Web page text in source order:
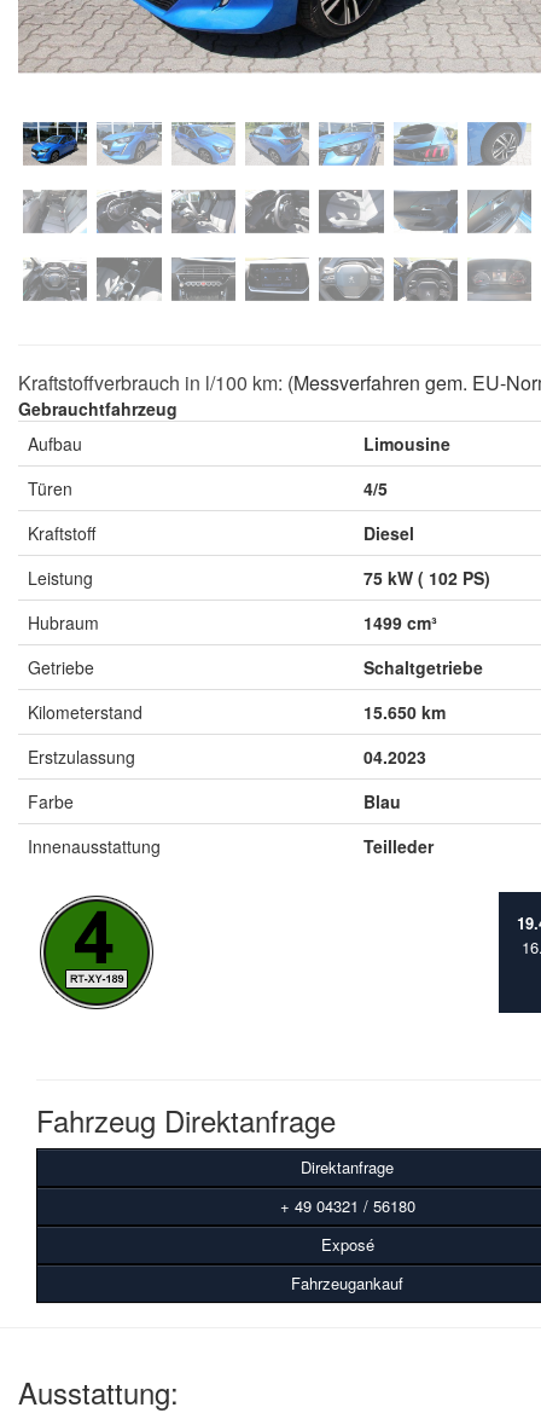
Kraftstoffverbrauch in l/100 km: (Messverfahren gem. EU-
Gebrauchtfahrzeug
Aufbau
Limousine
Türen
4/5
Kraftstoff
Diesel
Leistung
75 kW ( 102 PS)
Hubraum
1499 cm³
Getriebe
Schaltgetriebe
Kilometerstand
15.650 km
Erstzulassung
04.2023
Farbe
Blau
Innenausstattung
Teilleder
Fahrzeug Direktanfrage
Direktanfrage
+ 49 04321 / 56180
Exposé
Fahrzeugankauf
Ausstattung: